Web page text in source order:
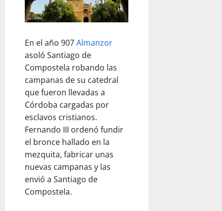
En el año 907Almanzor
asoló Santiago de
Compostela robando las
campanas de su catedral
que fueron llevadas a
Córdoba cargadas por
esclavos cristianos.
Fernando III ordenó fundir
el bronce hallado en la
mezquita, fabricar unas
nuevas campanas y las
envió a Santiago de
Compostela.